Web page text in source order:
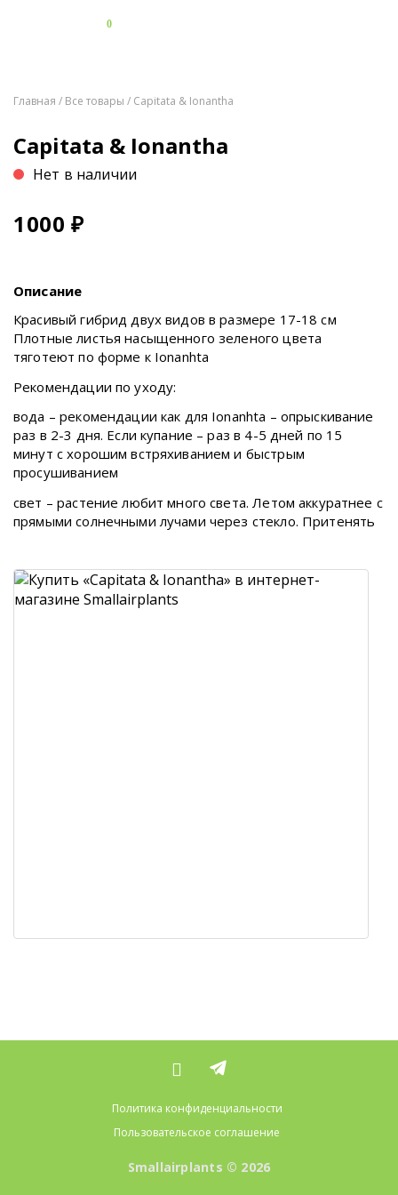
0
Главная / Все товары / Capitata & Ionantha
Capitata & Ionantha
Нет в наличии
1000 ₽
Описание
Красивый гибрид двух видов в размере 17-18 см
Плотные листья насыщенного зеленого цвета
тяготеют по форме к Ionanhta
Рекомендации по уходу:
вода – рекомендации как для Ionanhta – опрыскивание
раз в 2-3 дня. Если купание – раз в 4-5 дней по 15
минут с хорошим встряхиванием и быстрым
просушиванием
свет – растение любит много света. Летом аккуратнее с
прямыми солнечными лучами через стекло. Притенять
Политика конфиденциальности
Пользовательское соглашение
Smallairplants © 2026